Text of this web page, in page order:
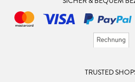
TRUSTED